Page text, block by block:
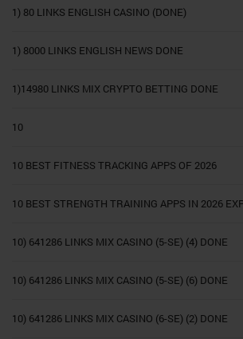
1) 80 LINKS ENGLISH CASINO (DONE)
1) 8000 LINKS ENGLISH NEWS DONE
1)14980 LINKS MIX CRYPTO BETTING DONE
10
10 BEST FITNESS TRACKING APPS OF 2026
10 BEST STRENGTH TRAINING APPS IN 2026
10) 641286 LINKS MIX CASINO (5-SE) (4) DONE
10) 641286 LINKS MIX CASINO (5-SE) (6) DONE
10) 641286 LINKS MIX CASINO (6-SE) (2) DONE